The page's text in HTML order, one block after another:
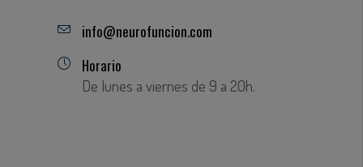
info@neurofuncion.com
Horario
De lunes a viernes de 9 a 20h.